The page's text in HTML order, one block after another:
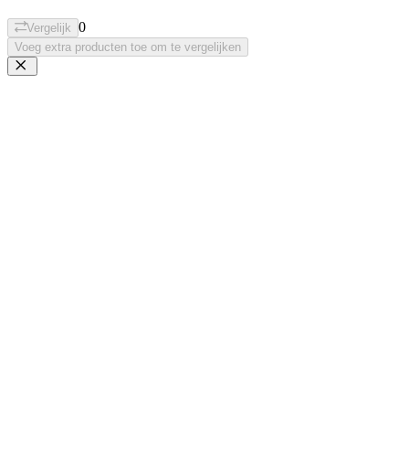
Vergelijk 0
Voeg extra producten toe om te vergelijken